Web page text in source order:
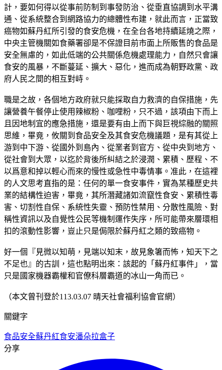
計，要如何得以從事前防制到事發防治、從垂直協調到水平溝
通、從系統整合到網路協力的總體性布建，就此而言，正當致
癌物如蘇丹紅所引發的食安危機，在全台各地持續延燒之際，
中央主管機關如食藥署卻是不保證目前市面上所販售的食品是
安全無慮的，如此低端的公共關係危機處理能力，自然只會讓
食安的風暴，不斷蔓延、擴大、惡化，進而成為朝野政黨、政
府人民之間的相互對峙。
職是之故，各個地方政府就只能採取自力救濟的自保措施，先
讓營養午餐停止使用辣椒粉、咖哩粉，只不過，該項由下而上
且因地制宜的應急措施，還是要有由上而下與巨視綜融的關照
思維，畢竟，攸關到食品安全及其食安危機議題，是有其從上
游到中下游、從國外到島內、從業者到官方、從中央到地方、
從社會到大眾，以迄於背後所糾結之於浸潤、累積、歷程、不
以爲意和掉以輕心而來的慢性或急性中毒情事。准此，在這裡
的人文思考直指的是：任何的單一食安事件，實為某種歷史共
業的結構性迫害，畢竟，其所潛藏諸如流竄性食安、累積性毒
害、切割性自保、系統性失靈、預防性禁用、分散性風險、對
稱性資訊以及自覺性公民等機制運作失序，所可能帶來層環相
扣的滾動性影響，豈止只是侷限於蘇丹紅之類的致癌物。
好一個『見微以知萌，見端以知末，故見象箸而怖，知天下之
不足也』的古訓，這也點明出來：該起的「蘇丹紅事件」，當
只是國家機器霸權和官僚科層霸道的冰山一角而已。
（本文曾刊登於113.03.07 晴天社會福利協會官網）
關鍵字
食品安全蘇丹紅食安潘朵拉盒子
分享